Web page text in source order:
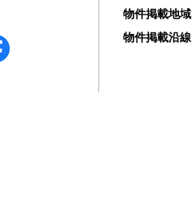
物件掲載地域
物件掲載沿線